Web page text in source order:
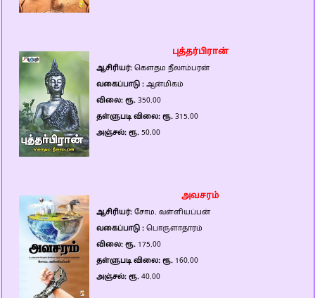
புத்தர்பிரான்
ஆசிரியர்: கௌதம நீலாம்பரன்
வகைப்பாடு : ஆன்மிகம்
விலை: ரூ. 350.00
தள்ளுபடி விலை: ரூ. 315.00
அஞ்சல்: ரூ. 50.00
அவசரம்
ஆசிரியர்: சோம. வள்ளியப்பன்
வகைப்பாடு : பொருளாதாரம்
விலை: ரூ. 175.00
தள்ளுபடி விலை: ரூ. 160.00
அஞ்சல்: ரூ. 40.00